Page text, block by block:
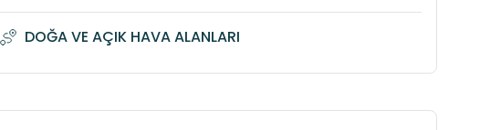
DOĞA VE AÇIK HAVA ALANLARI